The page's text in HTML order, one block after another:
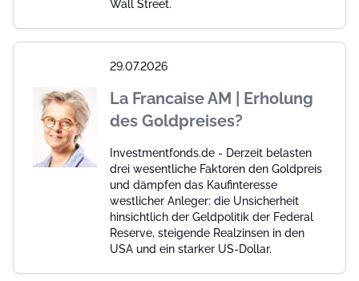
Wall Street.
29.07.2026
La Francaise AM | Erholung
des Goldpreises?
Investmentfonds.de - Derzeit belasten
drei wesentliche Faktoren den Goldpreis
und dämpfen das Kaufinteresse
westlicher Anleger: die Unsicherheit
hinsichtlich der Geldpolitik der Federal
Reserve, steigende Realzinsen in den
USA und ein starker US-Dollar.